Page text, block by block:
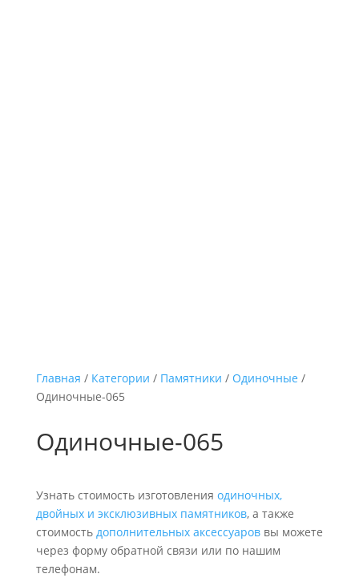
Главная / Категории / Памятники / Одиночные /
Одиночные-065
Одиночные-065
Узнать стоимость изготовления одиночных,
двойных и эксклюзивных памятников, а также
стоимость дополнительных аксессуароввы можете
через форму обратной связи или по нашим
телефонам.